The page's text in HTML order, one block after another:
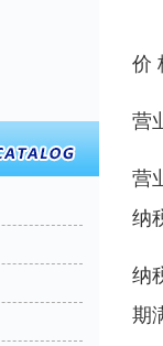
价
营
营
纳
纳
期